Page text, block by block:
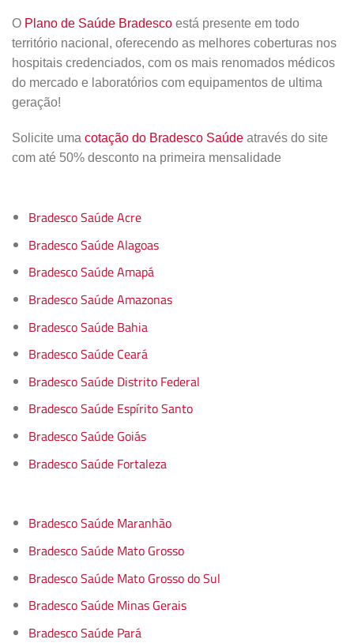
O Plano de Saúde Bradesco está presente em todo
território nacional, oferecendo as melhores coberturas nos
hospitais credenciados, com os mais renomados médicos
do mercado e laboratórios com equipamentos de ultima
geração!
Solicite uma cotação do Bradesco Saúde através do site
com até 50% desconto na primeira mensalidade
Bradesco Saúde Acre
Bradesco Saúde Alagoas
Bradesco Saúde Amapá
Bradesco Saúde Amazonas
Bradesco Saúde Bahia
Bradesco Saúde Ceará
Bradesco Saúde Distrito Federal
Bradesco Saúde Espírito Santo
Bradesco Saúde Goiás
Bradesco Saúde Fortaleza
Bradesco Saúde Maranhão
Bradesco Saúde Mato Grosso
Bradesco Saúde Mato Grosso do Sul
Bradesco Saúde Minas Gerais
Bradesco Saúde Pará